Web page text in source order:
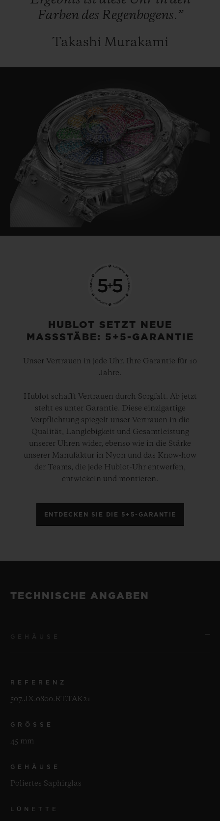
Farben des Regenbogens.”
Takashi Murakami
HUBLOT SETZT NEUE
MASSSTÄBE: 5+5-GARANTIE
Unser Vertrauen in jede Uhr. Ihre Garantie für 10
Jahre.
Hublot schafft Vertrauen durch Sorgfalt. Ab jetzt
steht es unter Garantie. Diese einzigartige
Verpflichtung spiegelt unser Vertrauen in die
Qualität, Langlebigkeit und Gesamtleistung
unserer Uhren wider, ebenso wie in die Stärke
unserer Manufaktur in Nyon und das Know-how
der Teams, die jede Hublot-Uhr entwerfen,
entwickeln und montieren.
ENTDECKEN SIE DIE 5+5-GARANTIE
TECHNISCHE ANGABEN
REFERENZ
507.JX.0800.RT.TAK21
GRÖSSE
45 mm
GEHÄUSE
Poliertes Saphirglas
LÜNETTE